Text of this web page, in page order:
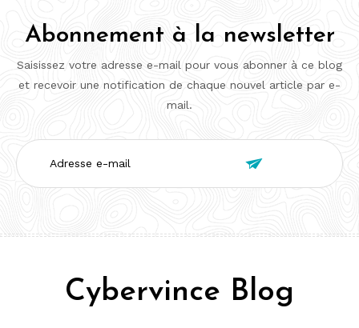
Abonnement à la newsletter
Saisissez votre adresse e-mail pour vous abonner à ce blog
et recevoir une notification de chaque nouvel article par e-
mail.
Adresse
e-
mail

Cybervince Blog